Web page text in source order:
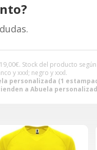
19,00€. Stock del producto
y xxxl; negro y xxxl.
personalizada (1
a Abuela